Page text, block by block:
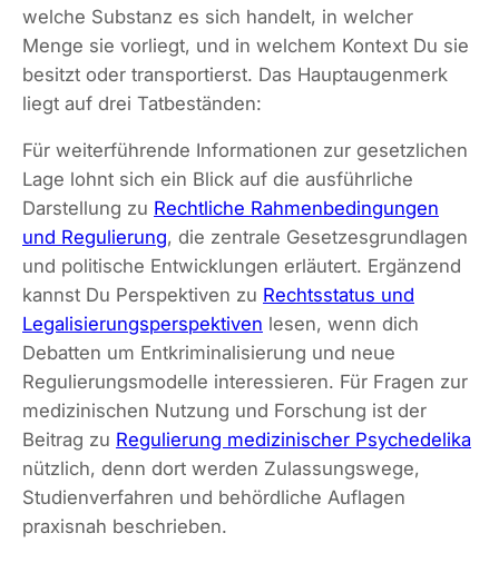
welche Substanz es sich handelt, in welcher
Menge sie vorliegt, und in welchem Kontext Du sie
besitzt oder transportierst. Das Hauptaugenmerk
liegt auf drei Tatbeständen:
Für weiterführende Informationen zur gesetzlichen
Lage lohnt sich ein Blick auf die ausführliche
Darstellung zu Rechtliche Rahmenbedingungen
und Regulierung, die zentrale Gesetzesgrundlagen
und politische Entwicklungen erläutert. Ergänzend
kannst Du Perspektiven zu Rechtsstatus und
Legalisierungsperspektiven lesen, wenn dich
Debatten um Entkriminalisierung und neue
Regulierungsmodelle interessieren. Für Fragen zur
medizinischen Nutzung und Forschung ist der
Beitrag zu Regulierung medizinischer Psychedelika
nützlich, denn dort werden Zulassungswege,
Studienverfahren und behördliche Auflagen
praxisnah beschrieben.